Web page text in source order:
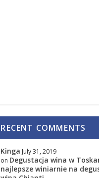
RECENT COMMENTS
Kinga July 31, 2019
on Degustacja wina w
najlepsze winiarnie na